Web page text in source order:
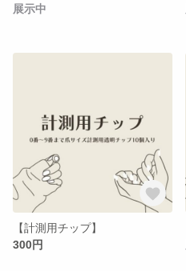
展示中
【計測用チップ】
300円